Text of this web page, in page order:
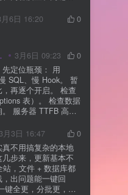
月6日 16:20
0
乐 3月6日 09:23
0
定位瓶颈： 用
、慢 Hook。 暂
逐个开启。 检查
）。 检查数据
就
3月3日 16:47
0
不用搞复杂的本地
步来，更新基本不
出问题能一键回
键全更，分批更，先